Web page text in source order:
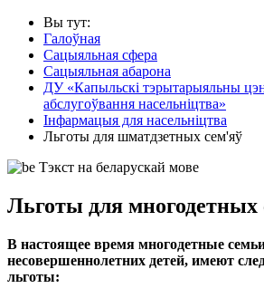
Вы тут:
Галоўная
Сацыяльная сфера
Сацыяльная абарона
ДУ «Капыльскі тэрытарыяльны
абслугоўвання насельніцтва»
Інфармацыя для насельніцтва
Льготы для шматдзетных сем'яў
Тэкст на беларускай мове
Льготы для многодетных
В настоящее время многодетные
несовершеннолетних детей, имеют
льготы: